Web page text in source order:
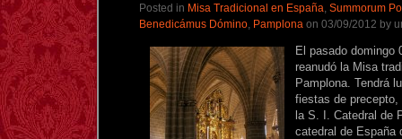
Posted in Misa Tradicional en España, Summorum
Benedicámus Dómino, Pamplona on 03/09/2012 by
El pasado domingo
reanudó la Misa
Pamplona. Tendrá
fiestas de
la S. I. Catedral de
catedral de España